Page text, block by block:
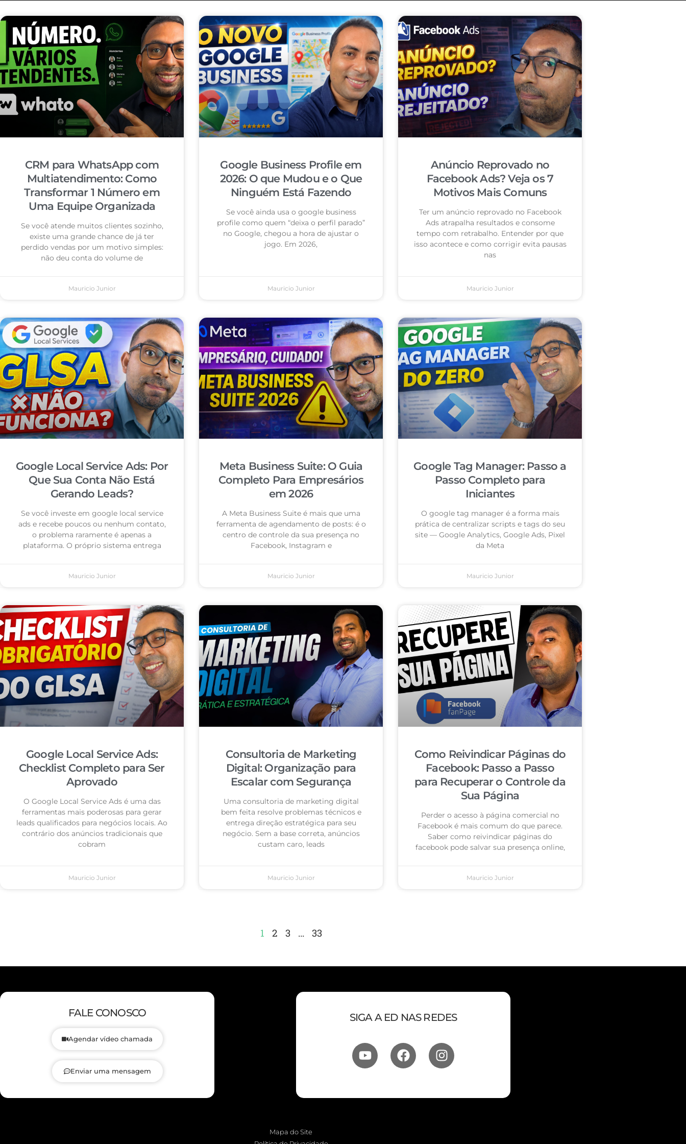
CRM para WhatsApp com
Multiatendimento: Como
Transformar 1 Número em
Uma Equipe Organizada
Se você atende muitos clientes sozinho,
existe uma grande chance de já ter
perdido vendas por um motivo simples:
não deu conta do volume de
Mauricio Junior
Google Business Profile em
2026: O que Mudou e o Que
Ninguém Está Fazendo
Se você ainda usa o google business
profile como quem “deixa o perfil parado”
no Google, chegou a hora de ajustar o
jogo. Em 2026,
Mauricio Junior
Anúncio Reprovado no
Facebook Ads? Veja os 7
Motivos Mais Comuns
Ter um anúncio reprovado no Facebook
Ads atrapalha resultados e consome
tempo com retrabalho. Entender por que
isso acontece e como corrigir evita pausas
nas
Mauricio Junior
Google Local Service Ads: Por
Que Sua Conta Não Está
Gerando Leads?
Se você investe em google local service
ads e recebe poucos ou nenhum contato,
o problema raramente é apenas a
plataforma. O próprio sistema entrega
Mauricio Junior
Meta Business Suite: O Guia
Completo Para Empresários
em 2026
A Meta Business Suite é mais que uma
ferramenta de agendamento de posts: é o
centro de controle da sua presença no
Facebook, Instagram e
Mauricio Junior
Google Tag Manager: Passo a
Passo Completo para
Iniciantes
O google tag manager é a forma mais
prática de centralizar scripts e tags do seu
site — Google Analytics, Google Ads, Pixel
da Meta
Mauricio Junior
Google Local Service Ads:
Checklist Completo para Ser
Aprovado
O Google Local Service Ads é uma das
ferramentas mais poderosas para gerar
leads qualificados para negócios locais. Ao
contrário dos anúncios tradicionais que
cobram
Mauricio Junior
Consultoria de Marketing
Digital: Organização para
Escalar com Segurança
Uma consultoria de marketing digital
bem feita resolve problemas técnicos e
entrega direção estratégica para seu
negócio. Sem a base correta, anúncios
custam caro, leads
Mauricio Junior
Como Reivindicar Páginas do
Facebook: Passo a Passo
para Recuperar o Controle da
Sua Página
Perder o acesso à página comercial no
Facebook é mais comum do que parece.
Saber como reivindicar páginas do
facebook pode salvar sua presença online,
Mauricio Junior
1 2 3 … 33
FALE CONOSCO
Agendar vídeo chamada
Enviar uma mensagem
SIGA A ED NAS REDES
Mapa do Site